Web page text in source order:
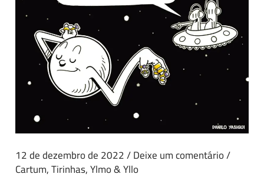
12 de dezembro de 2022/Deixe um comentário/
Cartum,Tirinhas,Ylmo & Yllo